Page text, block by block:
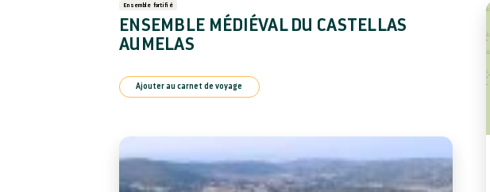
Ensemble fortifié
ENSEMBLE MÉDIÉVAL DU CASTELLAS
AUMELAS
Ajouter au carnet de voyage